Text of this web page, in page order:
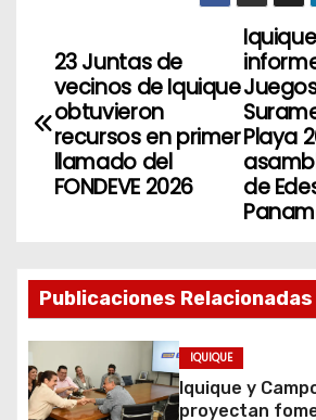
N
v
a
c
i
ó
Playa
de
23 Juntas de
vecinos de Iquique
obtuvieron
recursos en primer
llamado del
FONDEVE 2026
Publicaciones Relacionadas
IQUIQUE
Iquique y
proyectan